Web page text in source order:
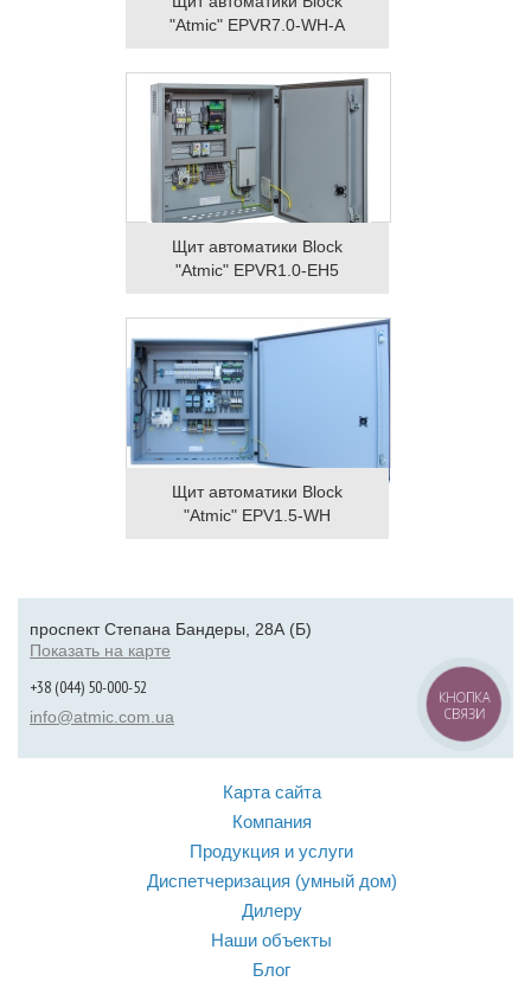
"Atmic" EPVR7.0-WH-A
Щит автоматики Block
"Atmic" EPVR1.0-EH5
Щит автоматики Block
"Atmic" EPV1.5-WH
проспект Степана Бандеры, 28А (Б)
Показать на карте
+38 (044) 50-000-52
info@atmic.com.ua
Карта сайта
Компания
Продукция и услуги
Диспетчеризация (умный дом)
Дилеру
Наши объекты
Блог
КНОПКА
СВЯЗИ